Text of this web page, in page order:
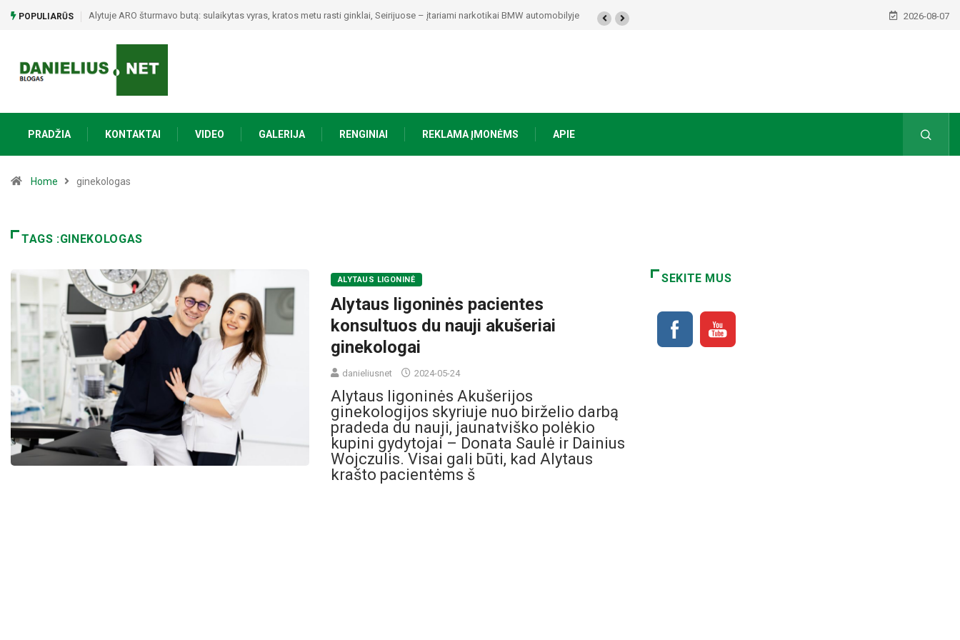
POPULIARŪS Alytuje ARO šturmavo butą: sulaikytas vyras, kratos metu rasti ginklai, Seirijuose – įtariami narkotikai BMW automobilyje 2026-08-07
PRADŽIA KONTAKTAI VIDEO GALERIJA RENGINIAI REKLAMA ĮMONĖMS APIE
Home ginekologas
TAGS :GINEKOLOGAS
ALYTAUS LIGONINĖ
Alytaus ligoninės pacientes
konsultuos du nauji akušeriai
ginekologai
danieliusnet 2024-05-24
Alytaus ligoninės Akušerijos
ginekologijos skyriuje nuo birželio darbą
pradeda du nauji, jaunatviško polėkio
kupini gydytojai – Donata Saulė ir Dainius
Wojczulis. Visai gali būti, kad Alytaus
krašto pacientėms š
SEKITE MUS